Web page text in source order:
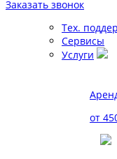
Заказать звонок
Тех.
Сервисы
Услуги
от